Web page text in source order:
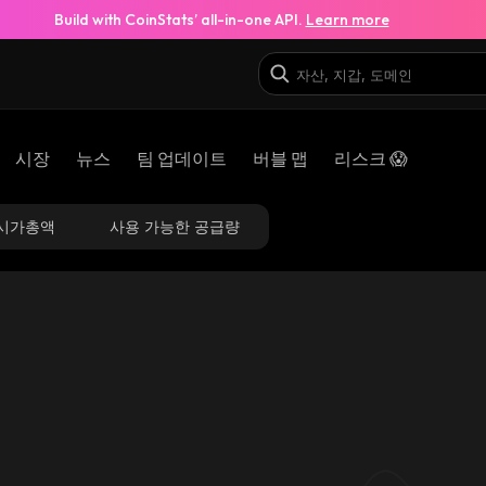
Build with CoinStats’ all-in-one API. Learn more
시장 뉴스 팀 업데이트 버블 맵 리스크 😱
가총액 사용 가능한 공급량